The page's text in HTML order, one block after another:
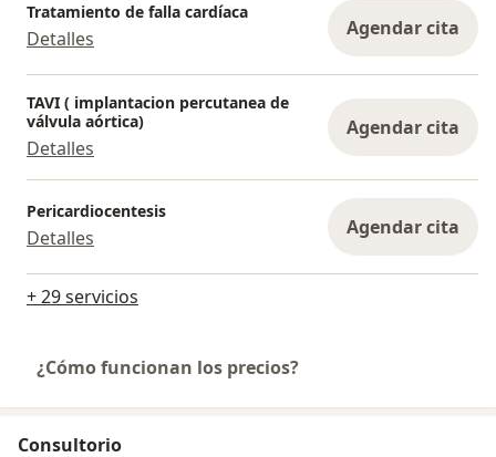
Tratamiento de falla cardíaca
Detalles Agendar cita
TAVI ( implantacion percutanea de
válvula aórtica)
Detalles
Agendar cita
Pericardiocentesis
Detalles Agendar cita
+ 29 servicios
¿Cómo funcionan los precios?
Consultorio